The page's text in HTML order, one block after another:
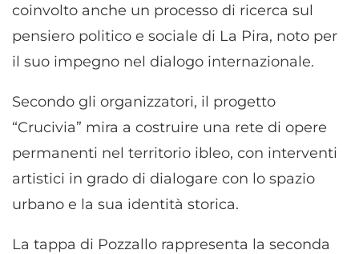
coinvolto anche un processo di ricerca sul
pensiero politico e sociale di La Pira, noto per
il suo impegno nel dialogo internazionale.
Secondo gli organizzatori, il progetto
“Crucivia” mira a costruire una rete di opere
permanenti nel territorio ibleo, con interventi
artistici in grado di dialogare con lo spazio
urbano e la sua identità storica.
La tappa di Pozzallo rappresenta la seconda